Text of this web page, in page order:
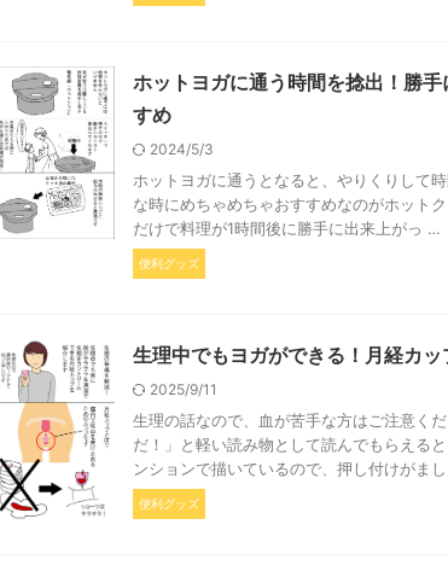
ホットヨガに通う時間を捻出！勝
すめ
2024/5/3
ホットヨガに通うとなると、やりくりして
な時にめちゃめちゃおすすめなのがホット
だけで料理が1時間後に勝手に出来上がっ …
便利グッズ
生理中でもヨガができる！月経カッ
2025/9/11
生理の話なので、血が苦手な方はご注意く
だ！」と軽い読み物として読んでもらえる
ンションで描いているので、押し付けがま
便利グッズ